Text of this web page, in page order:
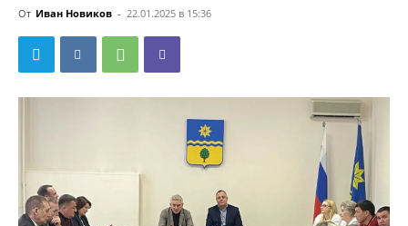
От Иван Новиков - 22.01.2025 в 15:36